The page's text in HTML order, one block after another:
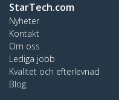
StarTech.com
Nyheter
Kontakt
Om oss
Lediga jobb
Kvalitet och efterlevnad
Blog